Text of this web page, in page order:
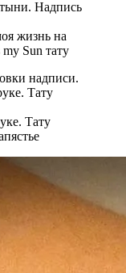
жизнь на
Sun тату
Тату